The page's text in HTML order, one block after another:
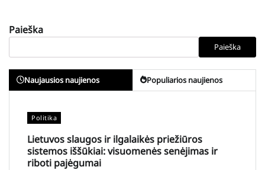
Paieška
Paieška
Naujausios naujienos Populiarios naujienos
Politika
Lietuvos slaugos ir ilgalaikės priežiūros
sistemos iššūkiai: visuomenės senėjimas ir
riboti pajėgumai